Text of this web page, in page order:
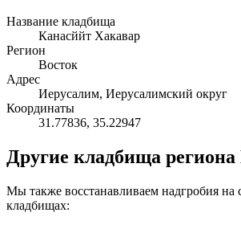
Название кладбища
Канасййт Хакавар
Регион
Восток
Адрес
Иерусалим, Иерусалимский округ
Координаты
31.77836, 35.22947
Другие кладбища региона
Мы также восстанавливаем надгробия
кладбищах: